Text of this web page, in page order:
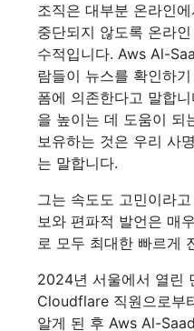
조직은 대부분 온라인
중단되지 않도록 온라
수적입니다. Aws Al-
람들이 뉴스를 확인하
폼에 의존한다고 말합
을 높이는 데 도움이 되
보유하는 것은 우리 사
는 말합니다.
그는 속도도 고민이라
보와 편파적 발언은 매
로 모두 최대한 빠르게
2024년 서울에서 열린
Cloudflare 직원으로부
알게 된 후 Aws Al-